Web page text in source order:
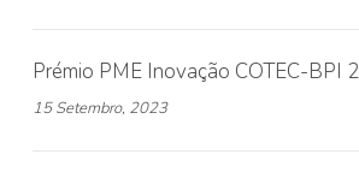
Prémio PME Inovação COTEC-BPI
15 Setembro, 2023